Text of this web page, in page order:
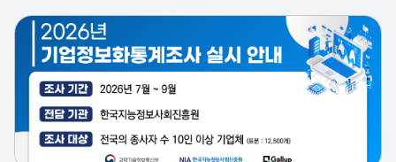
2026년 기업정보화통계조사_이미지